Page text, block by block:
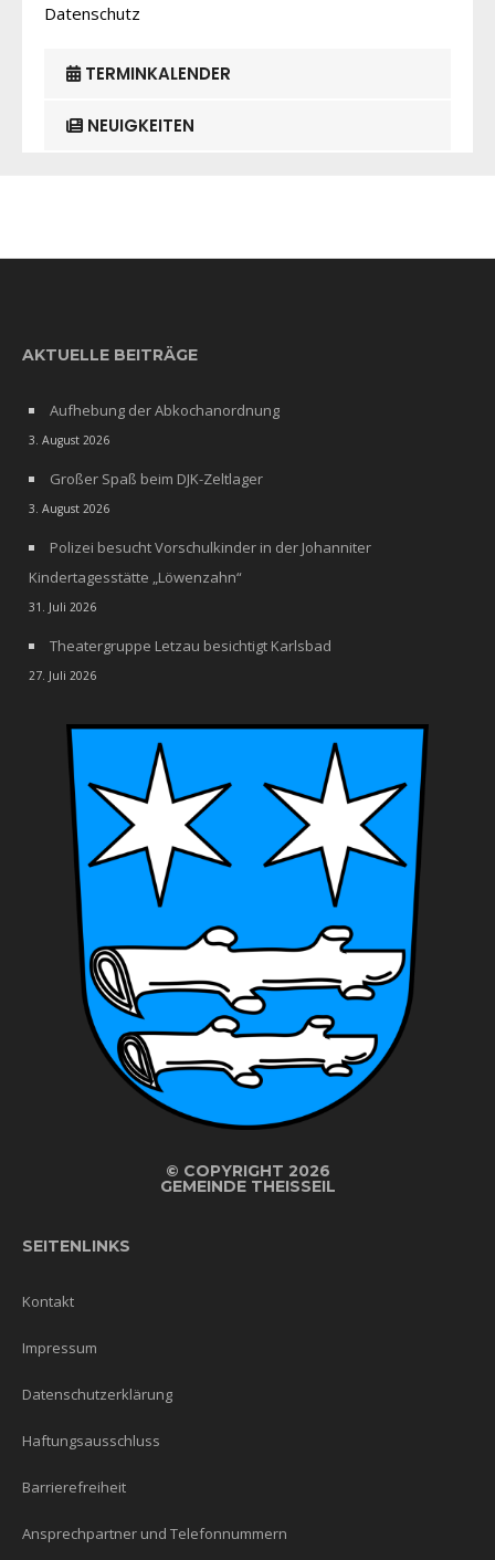
Datenschutz
TERMINKALENDER
NEUIGKEITEN
AKTUELLE BEITRÄGE
Aufhebung der Abkochanordnung
3. August 2026
Großer Spaß beim DJK-Zeltlager
3. August 2026
Polizei besucht Vorschulkinder in der Johanniter
Kindertagesstätte „Löwenzahn“
31. Juli 2026
Theatergruppe Letzau besichtigt Karlsbad
27. Juli 2026
© COPYRIGHT 2026
GEMEINDE THEISSEIL
SEITENLINKS
Kontakt
Impressum
Datenschutzerklärung
Haftungsausschluss
Barrierefreiheit
Ansprechpartner und Telefonnummern